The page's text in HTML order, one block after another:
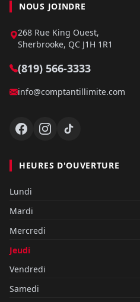
NOUS JOINDRE
268 Rue King Ouest,
Sherbrooke, QC J1H 1R1
(819) 566-3333
info@comptantillimite.com
HEURES D'OUVERTURE
Lundi
Mardi
Mercredi
Jeudi
Vendredi
Samedi